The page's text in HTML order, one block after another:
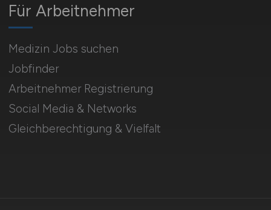
Für Arbeitnehmer
Medizin Jobs suchen
Jobfinder
Arbeitnehmer Registrierung
Social Media & Networks
Gleichberechtigung & Vielfalt